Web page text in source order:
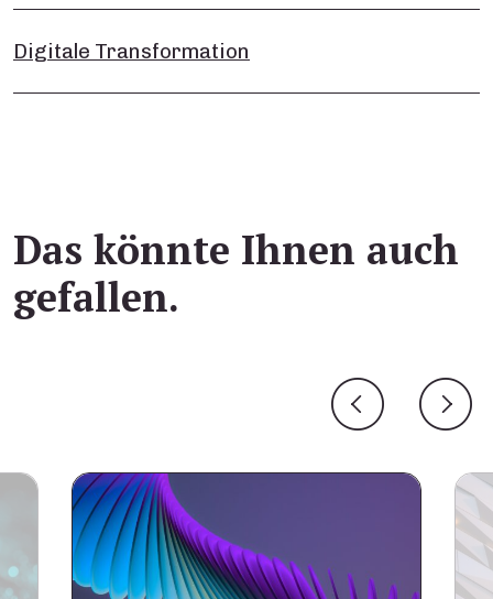
Digitale Transformation
Das könnte Ihnen auch
gefallen.